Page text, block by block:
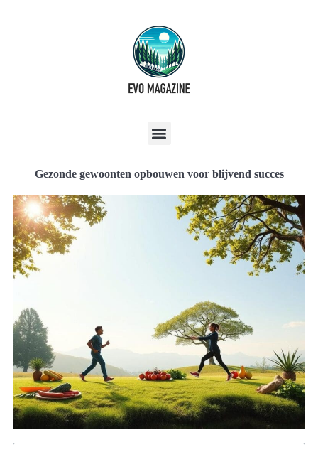
Gezonde gewoonten opbouwen voor blijvend succes